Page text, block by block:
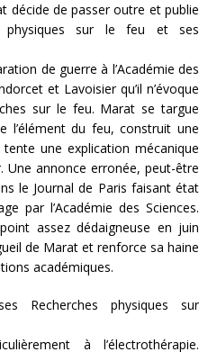
décide de passer outre et publie
physiques sur le feu et ses
de guerre à l’Académie des
et Lavoisier qu’il n’évoque
sur le feu. Marat se targue
l’élément du feu, construit une
une explication mécanique
Une annonce erronée, peut-être
le Journal de Paris faisant état
par l’Académie des Sciences.
assez dédaigneuse en juin
de Marat et renforce sa haine
académiques.
Recherches physiques sur
à l’électrothérapie.